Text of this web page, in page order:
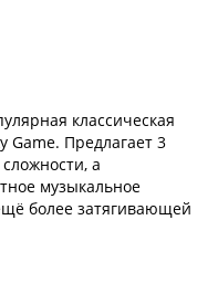
классическая
Game. Предлагает 3
а
музыкальное
более затягивающей